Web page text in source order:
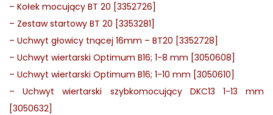
– Kołek mocujący BT 20 [3352726]
– Zestaw startowy BT 20 [3353281]
– Uchwyt głowicy tnącej 16mm – BT20 [3352728]
– Uchwyt wiertarski Optimum B16; 1-8 mm [3050608]
– Uchwyt wiertarski Optimum B16; 1-10 mm [3050610]
–Uchwyt wiertarski szybkomocujący DKC13 1-13 mm
[3050632]